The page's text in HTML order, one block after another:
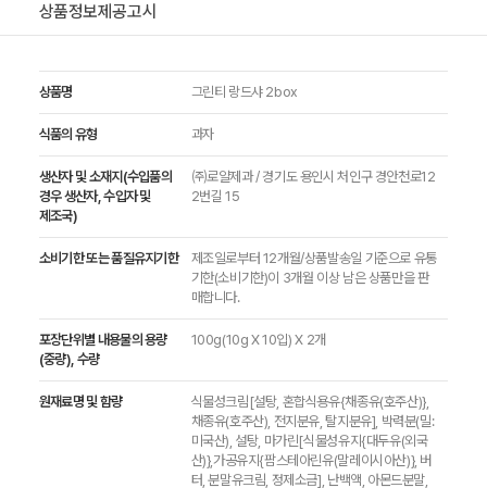
상품정보제공고시
상품명 그린티 랑드샤 2box
식품의 유형 과자
생산자 및 소재지(수입품의
경우 생산자, 수입자 및
제조국)
㈜로얄제과 / 경기도 용인시 처인구 경안천로12
2번길 15
소비기한 또는 품질유지기한
제조일로부터 12개월/상품발송일 기준으로 유통
기한(소비기한)이 3개월 이상 남은 상품만을 판
매합니다.
포장단위별 내용물의 용량
(중량), 수량
100g(10g X 10입) X 2개
원재료명 및 함량
식물성크림[설탕, 혼합식용유{채종유(호주산)},
채종유(호주산), 전지분유, 탈지분유], 박력분(밀:
미국산), 설탕, 마가린[식물성유지{대두유(외국
산)},가공유지{팜스테아린유(말레이시아산)}, 버
터, 분말유크림, 정제소금], 난백액, 아몬드분말,